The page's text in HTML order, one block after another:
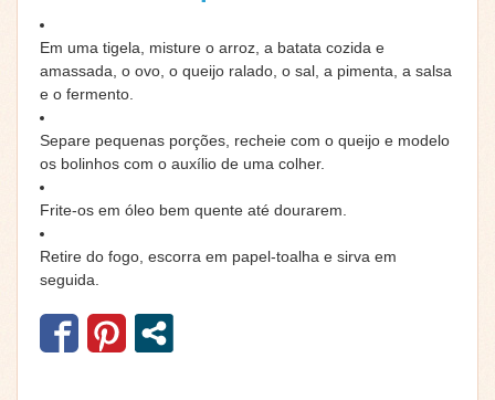
Em uma tigela, misture o arroz, a batata cozida e
amassada, o ovo, o queijo ralado, o sal, a pimenta, a salsa
e o fermento.
Separe pequenas porções, recheie com o queijo e modelo
os bolinhos com o auxílio de uma colher.
Frite-os em óleo bem quente até dourarem.
Retire do fogo, escorra em papel-toalha e sirva em
seguida.